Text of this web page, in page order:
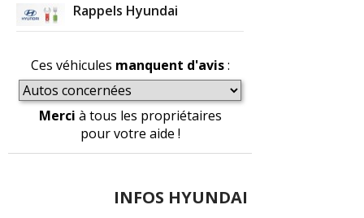
Rappels Hyundai
Ces véhicules manquent d'avis:
Merci à tous les propriétaires
pour votre aide !
INFOS HYUNDAI